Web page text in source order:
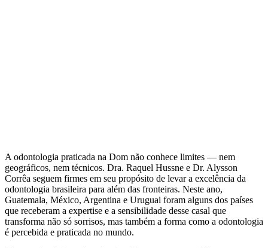
A odontologia praticada na Dom não conhece limites — nem
geográficos, nem técnicos. Dra. Raquel Hussne e Dr. Alysson
Corrêa seguem firmes em seu propósito de levar a excelência da
odontologia brasileira para além das fronteiras. Neste ano,
Guatemala, México, Argentina e Uruguai foram alguns dos países
que receberam a expertise e a sensibilidade desse casal que
transforma não só sorrisos, mas também a forma como a odontologia
é percebida e praticada no mundo.